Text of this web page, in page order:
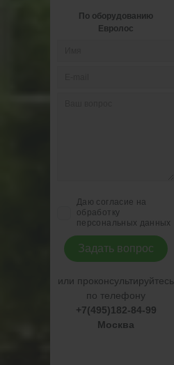
По оборудованию
Евролос
Даю согласие на
обработку
персональных данных
Задать вопрос
или проконсультируйтесь
по телефону
+7(495)182-84-99
Москва